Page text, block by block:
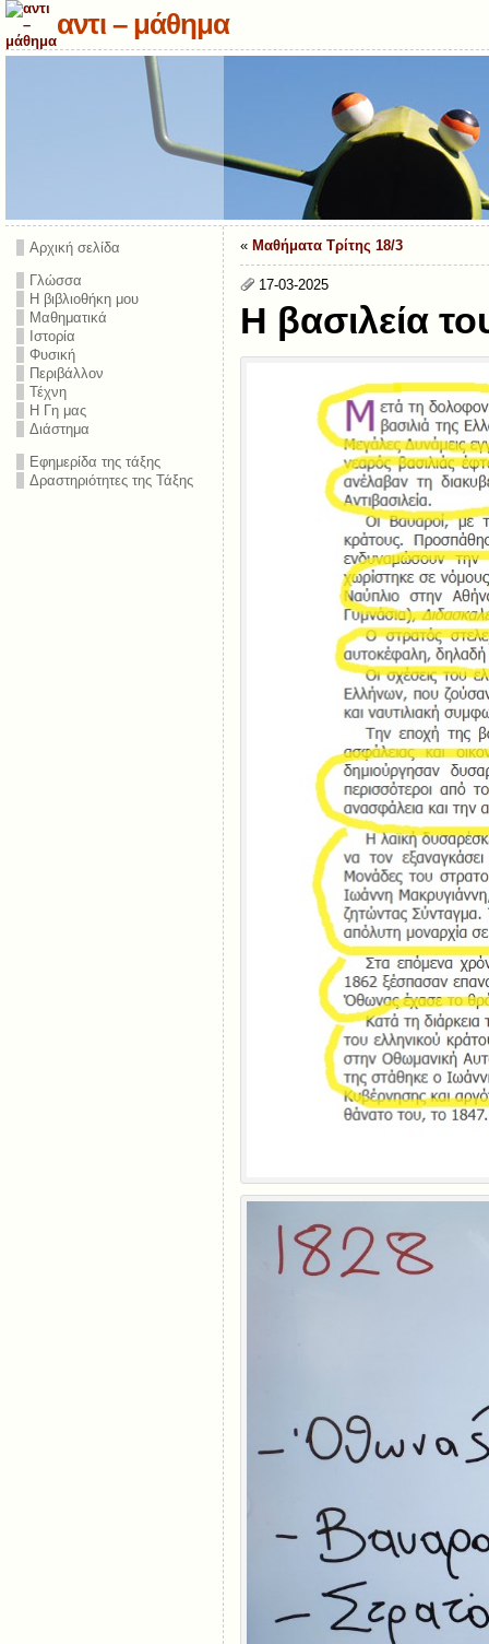
αντι – μάθημα
Αρχική σελίδα
Γλώσσα
Η βιβλιοθήκη μου
Μαθηματικά
Ιστορία
Φυσική
Περιβάλλον
Τέχνη
Η Γη μας
Διάστημα
Εφημερίδα της τάξης
Δραστηριότητες της Τάξης
« Μαθήματα Τρίτης 18/3
17-03-2025
Η βασιλεία